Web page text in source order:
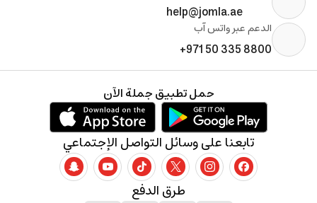
help@jomla.ae
الدعم عبر واتس آب
+971 50 335 8800
طرق الدفع
تابعنا على وسائل التواصل الإجتماعي
حمل تطبيق جملة الآن